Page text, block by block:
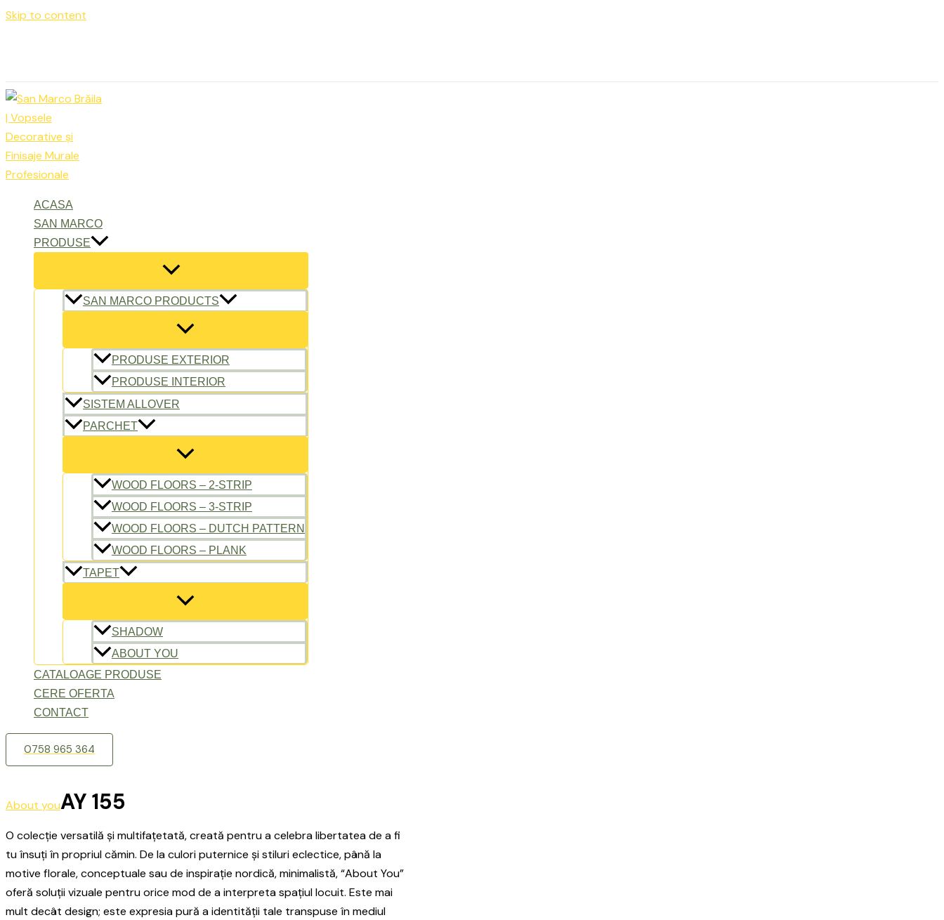
Skip to content
ACASA
SAN MARCO
PRODUSE
SAN MARCO PRODUCTS
PRODUSE EXTERIOR
PRODUSE INTERIOR
SISTEM ALLOVER
PARCHET
WOOD FLOORS – 2-STRIP
WOOD FLOORS – 3-STRIP
WOOD FLOORS – DUTCH PATTERN
WOOD FLOORS – PLANK
TAPET
SHADOW
ABOUT YOU
CATALOAGE PRODUSE
CERE OFERTA
CONTACT
0758 965 364
About youAY 155
O colecție versatilă și multifațetată, creată pentru a celebra libertatea de a fi
tu însuți în propriul cămin. De la culori puternice și stiluri eclectice, până la
motive florale, conceptuale sau de inspirație nordică, minimalistă, “About You”
oferă soluții vizuale pentru orice mod de a interpreta spațiul locuit. Este mai
mult decât design; este expresia pură a identității tale transpuse în mediul